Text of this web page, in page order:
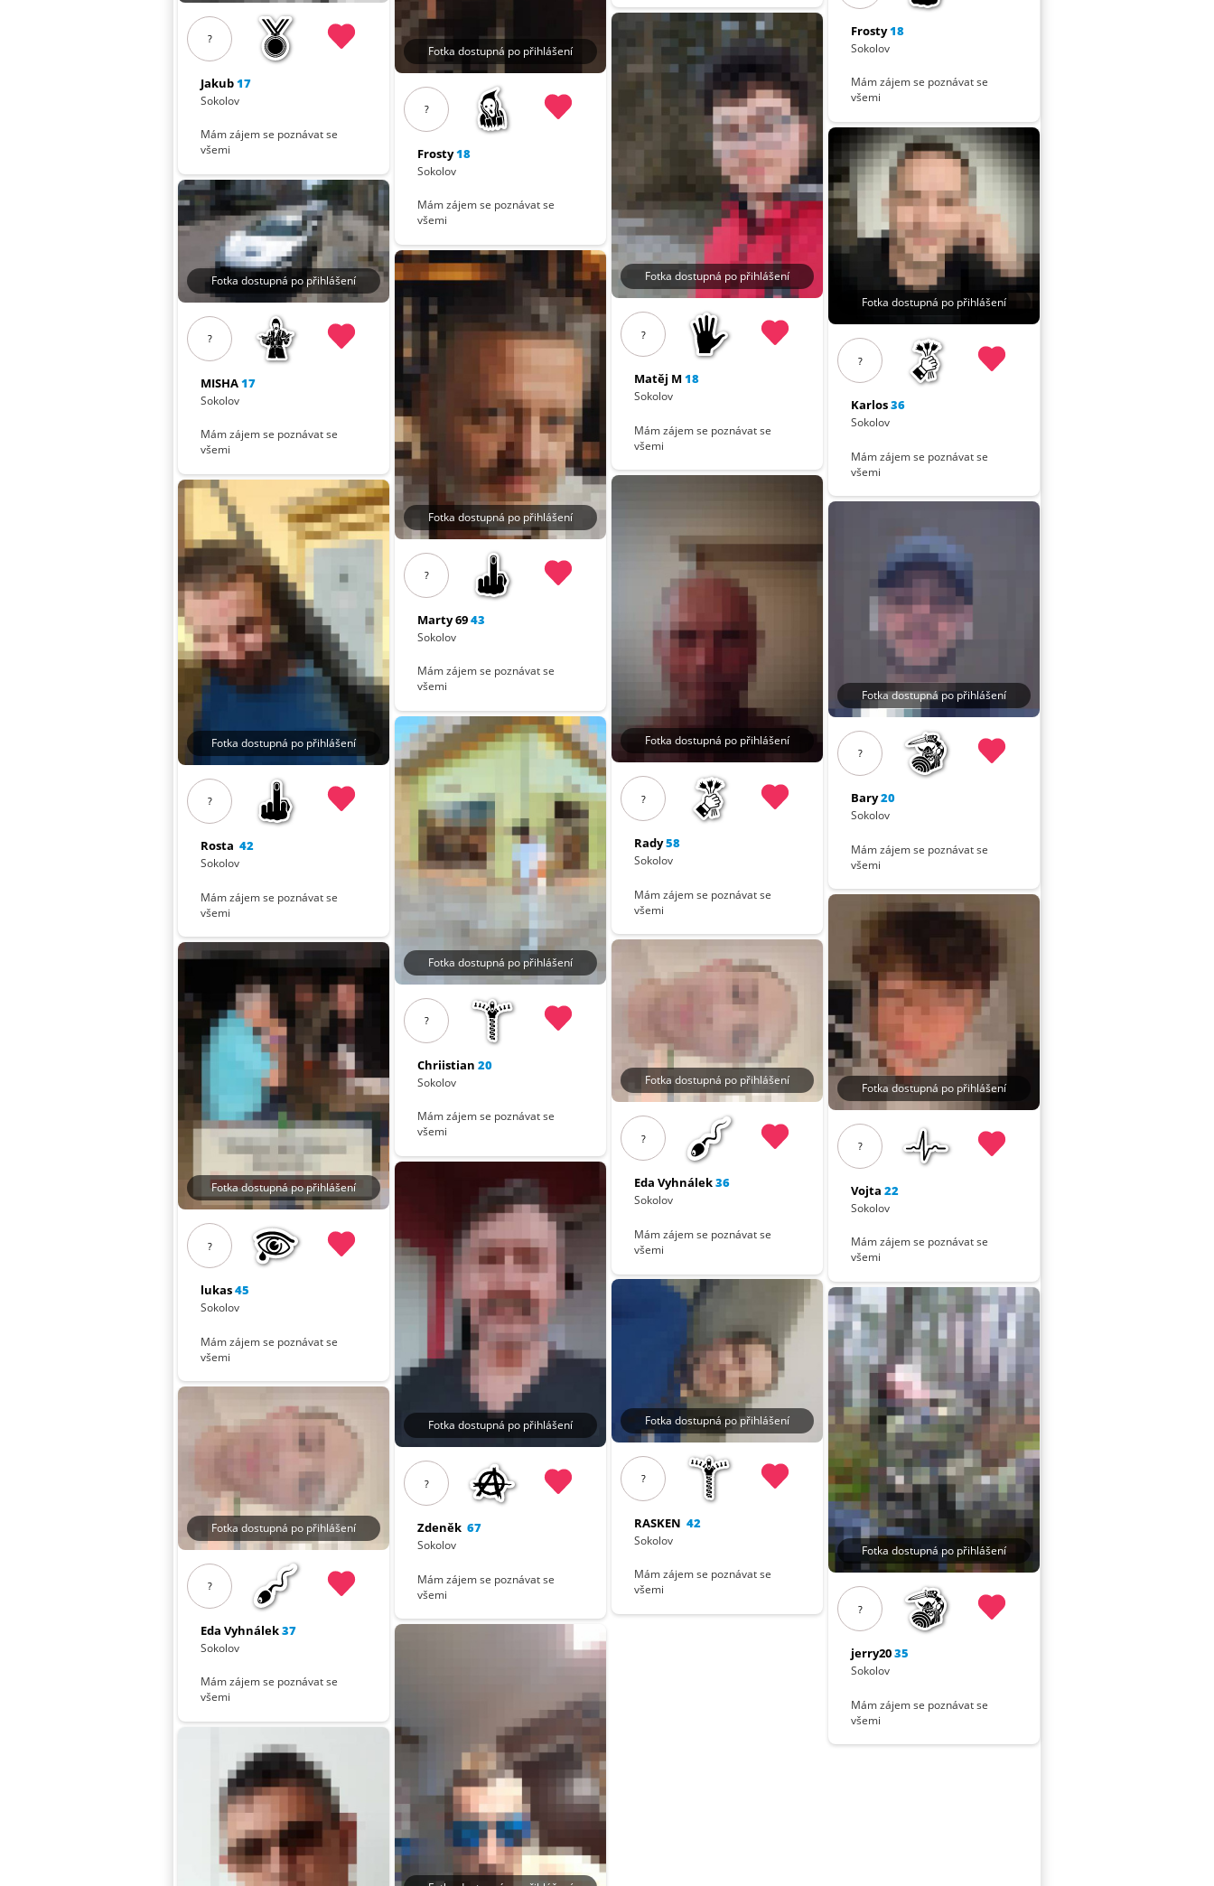
?
Jakub17
Sokolov
Mám zájem se poznávat se
všemi
Fotka dostupná po přihlášení
?
MISHA17
Sokolov
Mám zájem se poznávat se
všemi
Fotka dostupná po přihlášení
?
Rosta 42
Sokolov
Mám zájem se poznávat se
všemi
Fotka dostupná po přihlášení
?
lukas45
Sokolov
Mám zájem se poznávat se
všemi
Fotka dostupná po přihlášení
?
Eda Vyhnálek37
Sokolov
Mám zájem se poznávat se
všemi
Fotka dostupná po přihlášení
?
Frosty18
Sokolov
Mám zájem se poznávat se
všemi
Fotka dostupná po přihlášení
?
Marty 6943
Sokolov
Mám zájem se poznávat se
všemi
Fotka dostupná po přihlášení
?
Chriistian 20
Sokolov
Mám zájem se poznávat se
všemi
Fotka dostupná po přihlášení
?
Zdeněk 67
Sokolov
Mám zájem se poznávat se
všemi
Fotka dostupná po přihlášení
?
Matěj M18
Sokolov
Mám zájem se poznávat se
všemi
Fotka dostupná po přihlášení
?
Rady58
Sokolov
Mám zájem se poznávat se
všemi
Fotka dostupná po přihlášení
?
Eda Vyhnálek36
Sokolov
Mám zájem se poznávat se
všemi
Fotka dostupná po přihlášení
?
RASKEN 42
Sokolov
Mám zájem se poznávat se
všemi
Frosty18
Sokolov
Mám zájem se poznávat se
všemi
Fotka dostupná po přihlášení
?
Karlos36
Sokolov
Mám zájem se poznávat se
všemi
Fotka dostupná po přihlášení
?
Bary20
Sokolov
Mám zájem se poznávat se
všemi
Fotka dostupná po přihlášení
?
Vojta 22
Sokolov
Mám zájem se poznávat se
všemi
Fotka dostupná po přihlášení
?
jerry2035
Sokolov
Mám zájem se poznávat se
všemi